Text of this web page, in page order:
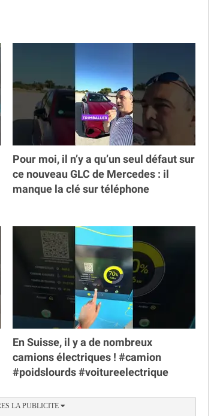
Pour moi, il n’y a qu’un seul défaut sur
ce nouveau GLC de Mercedes : il
manque la clé sur téléphone
En Suisse, il y a de nombreux
camions électriques ! #camion
#poidslourds #voitureelectrique